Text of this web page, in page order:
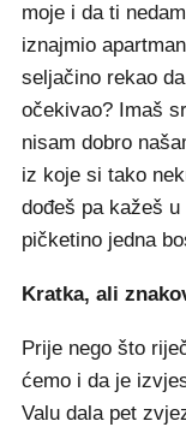
moje i da ti
iznajmio
seljačino rekao
očekivao? Imaš
nisam dobro
iz koje si tako
dođeš pa kažeš
pičketino jedna
Kratka, ali
Prije nego što
ćemo i da je
Valu dala pet